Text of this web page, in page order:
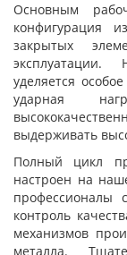
Основным
конфигурация
закрытых
эксплуатации.
уделяется
ударная
выдерживать
Полный цикл
настроен на
профессионалы
контроль
механизмов
металла.